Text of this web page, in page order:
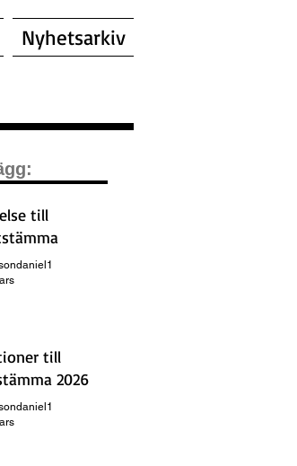
Nyhetsarkiv
till
till
2026